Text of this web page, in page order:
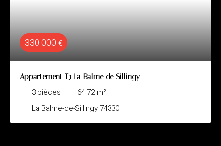
330 000 €
Appartement T3 La Balme de Sillingy
3 pièces 64.72 m²
La Balme-de-Sillingy 74330